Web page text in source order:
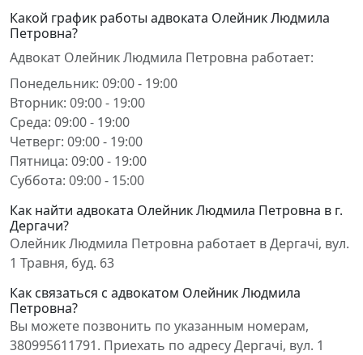
Какой график работы адвоката Олейник Людмила
Петровна?
Адвокат Олейник Людмила Петровна работает:
Понедельник: 09:00 - 19:00
Вторник: 09:00 - 19:00
Среда: 09:00 - 19:00
Четверг: 09:00 - 19:00
Пятница: 09:00 - 19:00
Суббота: 09:00 - 15:00
Как найти адвоката Олейник Людмила Петровна в г.
Дергачи?
Олейник Людмила Петровна работает в Дергачі, вул.
1 Травня, буд. 63
Как связаться с адвокатом Олейник Людмила
Петровна?
Вы можете позвонить по указанным номерам,
380995611791. Приехать по адресу Дергачі, вул. 1